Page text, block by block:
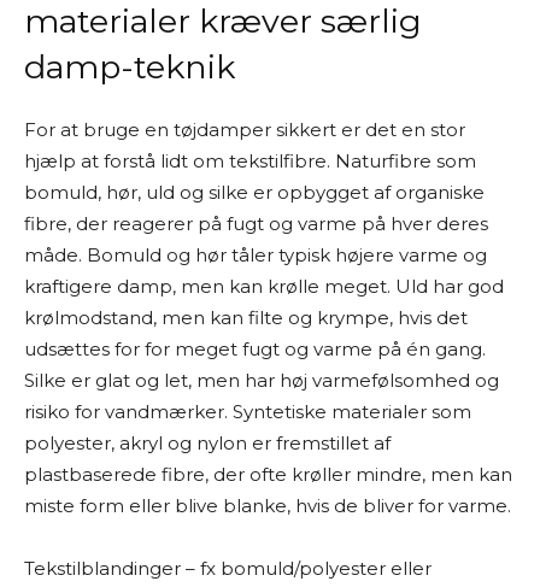
materialer kræver særlig
damp-teknik
For at bruge en tøjdamper sikkert er det en stor
hjælp at forstå lidt om tekstilfibre. Naturfibre som
bomuld, hør, uld og silke er opbygget af organiske
fibre, der reagerer på fugt og varme på hver deres
måde. Bomuld og hør tåler typisk højere varme og
kraftigere damp, men kan krølle meget. Uld har god
krølmodstand, men kan filte og krympe, hvis det
udsættes for for meget fugt og varme på én gang.
Silke er glat og let, men har høj varmefølsomhed og
risiko for vandmærker. Syntetiske materialer som
polyester, akryl og nylon er fremstillet af
plastbaserede fibre, der ofte krøller mindre, men kan
miste form eller blive blanke, hvis de bliver for varme.
Tekstilblandinger – fx bomuld/polyester eller